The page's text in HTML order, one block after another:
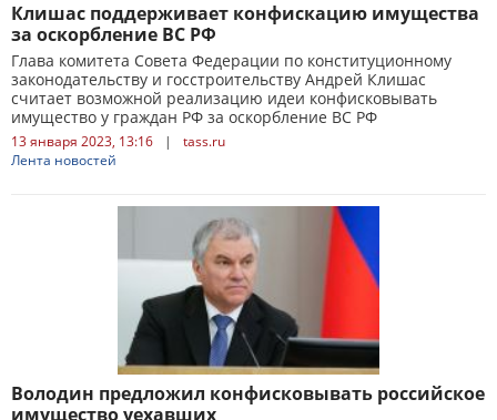
Клишас поддерживает конфискацию имущества
за оскорбление ВС РФ
Глава комитета Совета Федерации по конституционному
законодательству и госстроительству Андрей Клишас
считает возможной реализацию идеи конфисковывать
имущество у граждан РФ за оскорбление ВС РФ
13 января 2023, 13:16 |
tass.ru
Лента новостей
Володин предложил конфисковывать российское
имущество уехавших